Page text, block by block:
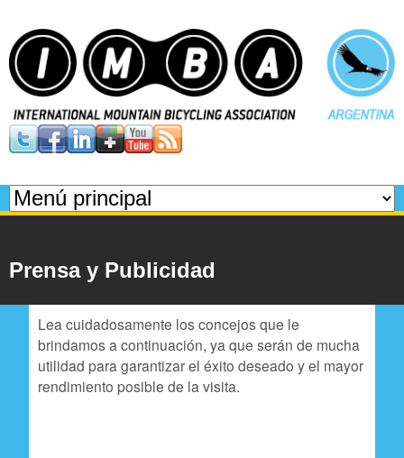
al
contenido
principal
I
M
A
M
n
Prensa y Publicidad
Lea cuidadosamente los concejos que le
brindamos a continuación, ya que serán de mucha
utilidad para garantizar el éxito deseado y el mayor
rendimiento posible de la visita.